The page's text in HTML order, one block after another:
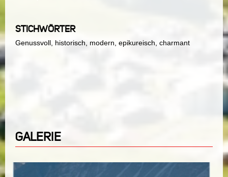
STICHWÖRTER
Genussvoll, historisch, modern, epikureisch, charmant
GALERIE